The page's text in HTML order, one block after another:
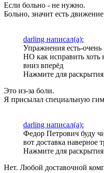
Если больно - не нужно.
Больно, значит есть
darling написал(а):
Упражнения есть-
НО как исправить хоть
вниз вперёд
Нажмите для
Это из-за боли.
Я присылал специальную
darling написал(а):
Федор Петрович буду
вот доставка наверное
Нажмите для
Нет. Любой доставочной